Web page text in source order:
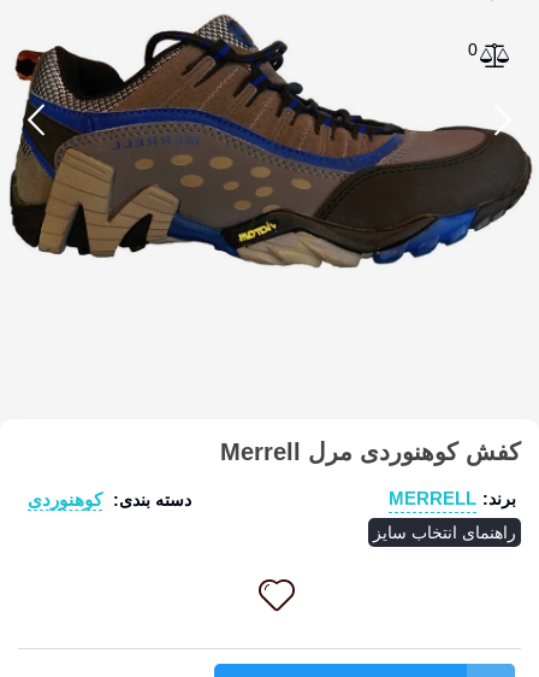
0
کفش کوهنوردی مرل Merrell
برند: MERRELL دسته بندی: کوهنوردی
راهنمای انتخاب سایز